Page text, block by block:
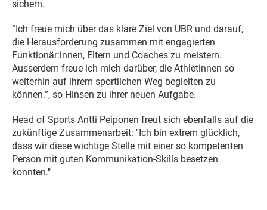
sichern.
“Ich freue mich über das klare Ziel von UBR und darauf,
die Herausforderung zusammen mit engagierten
Funktionär:innen, Eltern und Coaches zu meistern.
Ausserdem freue ich mich darüber, die Athletinnen so
weiterhin auf ihrem sportlichen Weg begleiten zu
können.”, so Hinsen zu ihrer neuen Aufgabe.
Head of Sports Antti Peiponen freut sich ebenfalls auf die
zukünftige Zusammenarbeit: "Ich bin extrem glücklich,
dass wir diese wichtige Stelle mit einer so kompetenten
Person mit guten Kommunikation-Skills besetzen
konnten."